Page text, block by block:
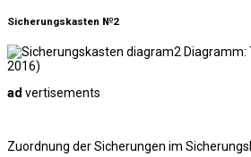
Sicherungskasten №2
ad vertisements
Zuordnung der Sicherungen im